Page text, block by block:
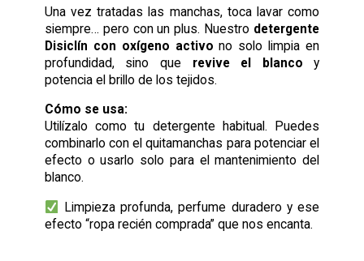
Una vez tratadas las manchas, toca lavar como
siempre… pero con un plus. Nuestro detergente
Disiclín con oxígeno activo no solo limpia en
profundidad, sino que revive el blanco y
potencia el brillo de los tejidos.
Cómo se usa:
Utilízalo como tu detergente habitual. Puedes
combinarlo con el quitamanchas para potenciar el
efecto o usarlo solo para el mantenimiento del
blanco.
Limpieza profunda, perfume duradero y ese
efecto “ropa recién comprada” que nos encanta.